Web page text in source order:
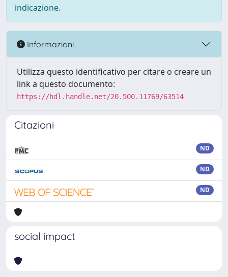
indicazione.
Informazioni
Utilizza questo identificativo per citare o creare un
link a questo documento:
https://hdl.handle.net/20.500.11769/63514
Citazioni
ND
ND
ND
social impact